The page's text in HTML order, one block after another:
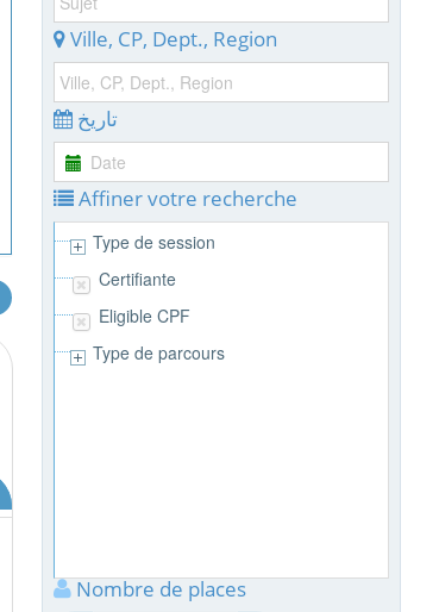
Ville, CP, Dept., Region
تاريخ
Affiner votre recherche
Type de session
Certifiante
Eligible CPF
Type de parcours
Nombre de places